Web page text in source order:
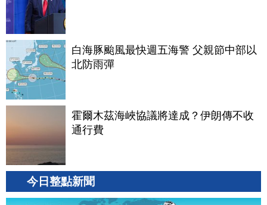
白海豚颱風最快週五海警 父親節中部以
北防雨彈
霍爾木茲海峽協議將達成？伊朗傳不收
通行費
今日整點新聞